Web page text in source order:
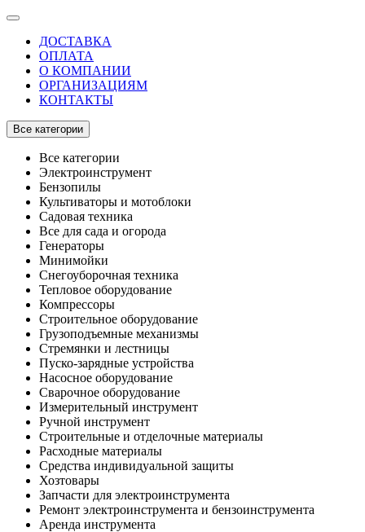
ДОСТАВКА
ОПЛАТА
О КОМПАНИИ
ОРГАНИЗАЦИЯМ
КОНТАКТЫ
Все категории
Все категории
Электроинструмент
Бензопилы
Культиваторы и мотоблоки
Садовая техника
Все для сада и огорода
Генераторы
Минимойки
Снегоуборочная техника
Тепловое оборудование
Компрессоры
Строительное оборудование
Грузоподъемные механизмы
Стремянки и лестницы
Пуско-зарядные устройства
Насосное оборудование
Сварочное оборудование
Измерительный инструмент
Ручной инструмент
Строительные и отделочные материалы
Расходные материалы
Средства индивидуальной защиты
Хозтовары
Запчасти для электроинструмента
Ремонт электроинструмента и бензоинструмента
Аренда инструмента